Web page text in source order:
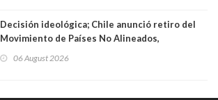
Decisión ideológica; Chile anunció retiro del
Movimiento de Países No Alineados,
1971. Excanciller Insulza lamentó decisión
06 August 2026